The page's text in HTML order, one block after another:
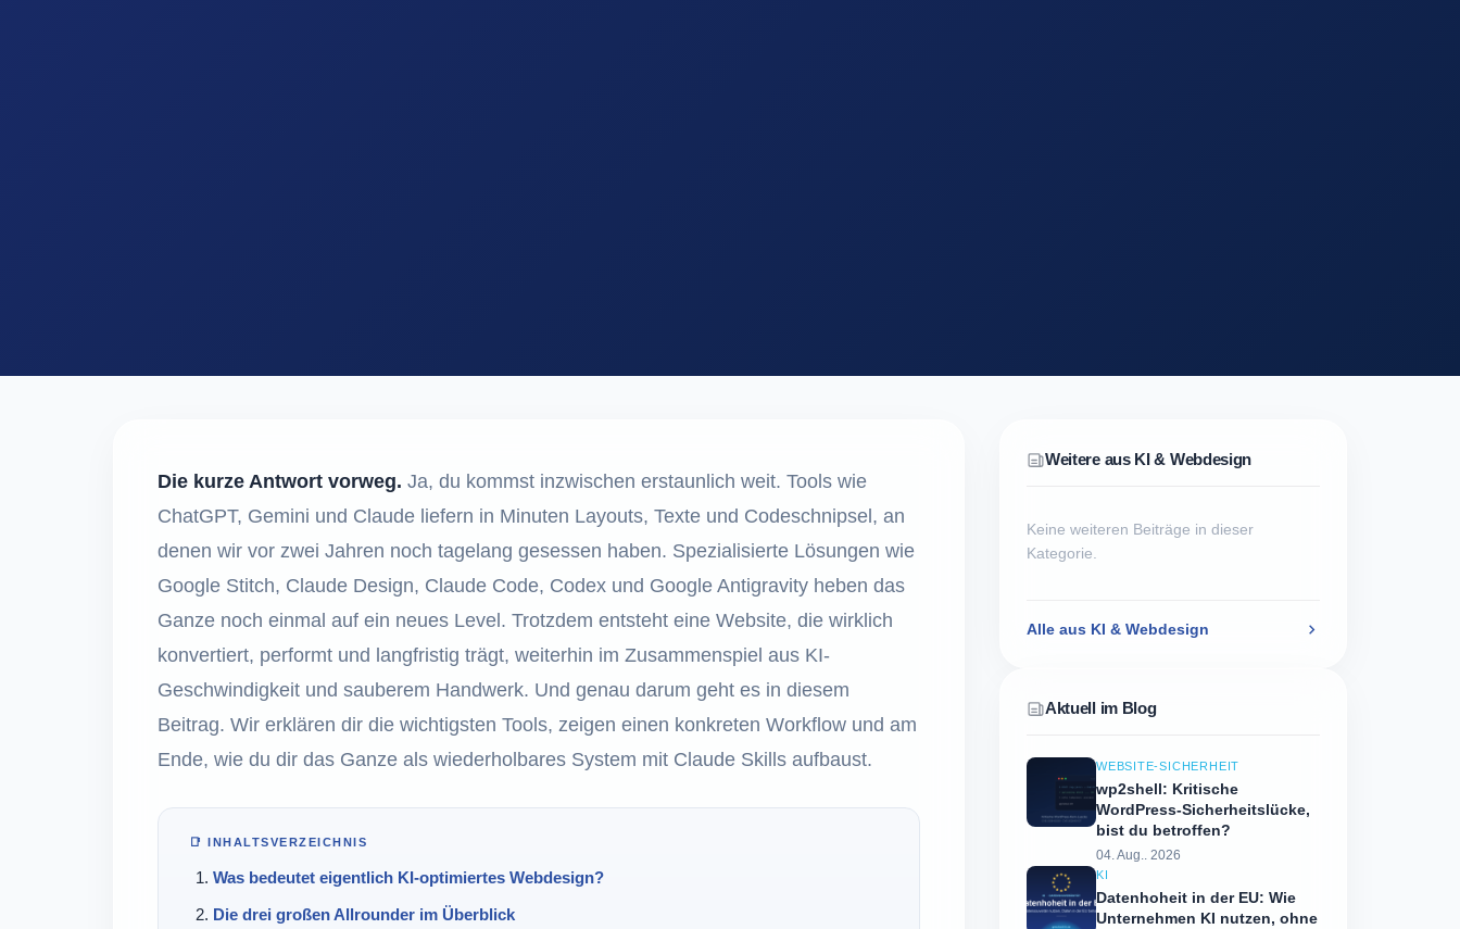
Die kurze Antwort vorweg. Ja, du kommst inzwischen erstaunlich weit. Tools wie
ChatGPT, Gemini und Claude liefern in Minuten Layouts, Texte und Codeschnipsel, an
denen wir vor zwei Jahren noch tagelang gesessen haben. Spezialisierte Lösungen wie
Google Stitch, Claude Design, Claude Code, Codex und Google Antigravity heben das
Ganze noch einmal auf ein neues Level. Trotzdem entsteht eine Website, die wirklich
konvertiert, performt und langfristig trägt, weiterhin im Zusammenspiel aus KI-
Geschwindigkeit und sauberem Handwerk. Und genau darum geht es in diesem
Beitrag. Wir erklären dir die wichtigsten Tools, zeigen einen konkreten Workflow und am
Ende, wie du dir das Ganze als wiederholbares System mit Claude Skills aufbaust.
📑 INHALTSVERZEICHNIS
Was bedeutet eigentlich KI-optimiertes Webdesign?
Die drei großen Allrounder im Überblick
Weitere aus KI & Webdesign
Keine weiteren Beiträge in dieser
Kategorie.
Alle aus KI & Webdesign
Aktuell im Blog
WEBSITE-SICHERHEIT
wp2shell: Kritische
WordPress-Sicherheitslücke,
bist du betroffen?
04. Aug.. 2026
KI
Datenhoheit in der EU: Wie
Unternehmen KI nutzen, ohne